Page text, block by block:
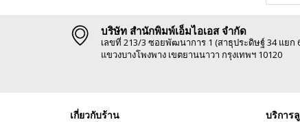
บริษัท สำนักพิมพ์เอ็มไอเอส จำกัด
เลขที่ 213/3 ซอยพัฒนาการ 1 (สาธุประดิษฐ์ 34 แยก
แขวงบางโพงพาง เขตยานนาวา กรุงเทพฯ 10120
เกี่ยวกับร้าน บริการ